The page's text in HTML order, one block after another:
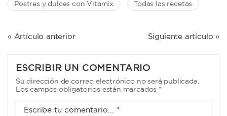
Postres y dulces con Vitamix Todas las recetas
NAVEGACIÓN
ENTRADAS
« Artículo anterior Siguiente artículo »
ESCRIBIR UN COMENTARIO
Su dirección de correo electrónico no será publicada.
Los campos obligatorios están marcados *